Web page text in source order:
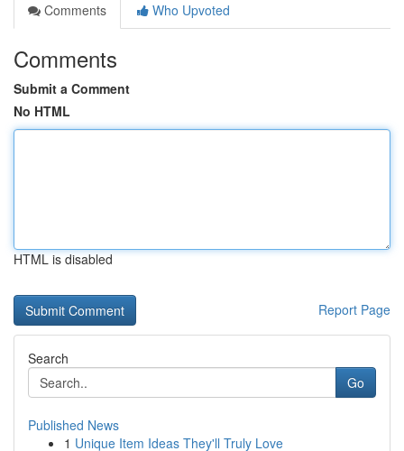
Comments
Who Upvoted
Comments
Submit a Comment
No HTML
HTML is disabled
Report Page
Search
Go
Published News
1 Unique Item Ideas They'll Truly Love